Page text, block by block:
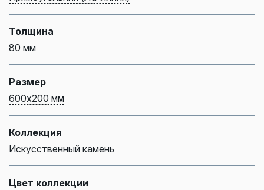
Толщина
80 мм
Размер
600х200 мм
Коллекция
Искусственный камень
Цвет коллекции